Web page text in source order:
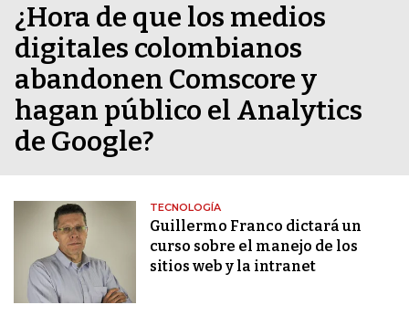
¿Hora de que los medios
digitales colombianos
abandonen Comscore y
hagan público el Analytics
de Google?
TECNOLOGÍA
Guillermo Franco dictará un
curso sobre el manejo de los
sitios web y la intranet